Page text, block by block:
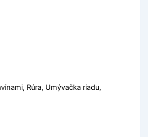
Rúra, Umývačka riadu,